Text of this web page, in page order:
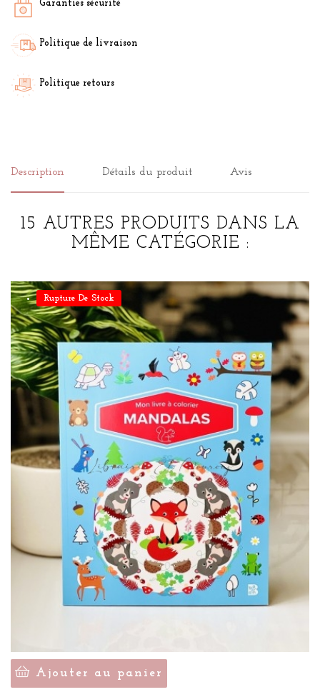
Garanties sécurité
Politique de livraison
Politique retours
Description Détails du produit Avis
15 AUTRES PRODUITS DANS LA
MÊME CATÉGORIE :
Rupture De Stock
Ajouter au panier